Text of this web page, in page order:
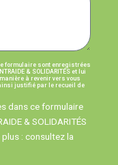
formulaire sont enregistrées
& SOLIDARITÉS et lui
à revenir vers vous
justifié par le recueil de
dans ce formulaire
& SOLIDARITÉS
: consultez la